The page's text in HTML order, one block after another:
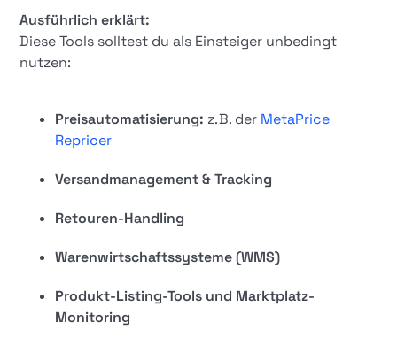
Ausführlich erklärt:
Diese Tools solltest du als Einsteiger unbedingt
nutzen:
Preisautomatisierung: z. B. der MetaPrice
Repricer
Versandmanagement & Tracking
Retouren-Handling
Warenwirtschaftssysteme (WMS)
Produkt-Listing-Tools und Marktplatz-
Monitoring